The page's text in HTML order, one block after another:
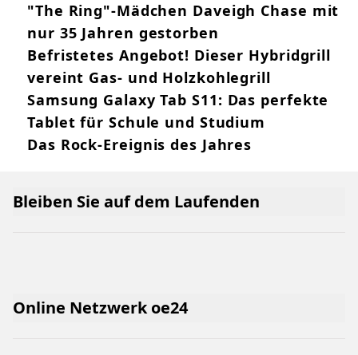
"The Ring"-Mädchen Daveigh Chase mit
nur 35 Jahren gestorben
Befristetes Angebot! Dieser Hybridgrill
vereint Gas- und Holzkohlegrill
Samsung Galaxy Tab S11: Das perfekte
Tablet für Schule und Studium
Das Rock-Ereignis des Jahres
Online Netzwerk oe24
Bleiben Sie auf dem Laufenden